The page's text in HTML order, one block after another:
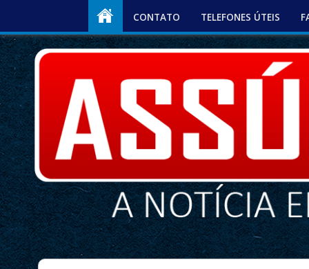
CONTATO TELEFONES ÚTEIS